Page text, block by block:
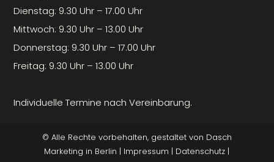
Dienstag: 9.30 Uhr – 17.00 Uhr
Mittwoch: 9.30 Uhr – 13.00 Uhr
Donnerstag: 9.30 Uhr – 17.00 Uhr
Freitag: 9.30 Uhr – 13.00 Uhr
Individuelle Termine nach Vereinbarung.
© Alle Rechte vorbehalten, gestaltet von Dasch
Marketing in Berlin | Impressum | Datenschutz |